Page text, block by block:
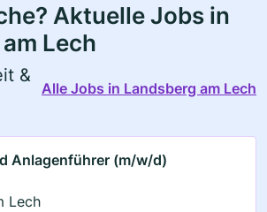
Aktuelle Jobs in
Lech
&
Alle Jobs in Landsberg am Lech
Anlagenführer (m/w/d)
Lech